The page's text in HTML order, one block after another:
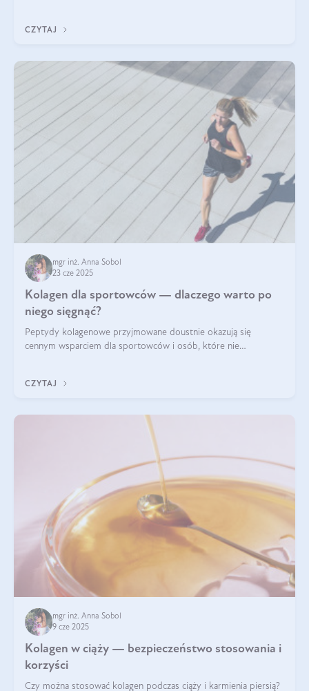
CZYTAJ
mgr inż. Anna Sobol
23 cze 2025
Kolagen dla sportowców — dlaczego warto po
niego sięgnąć?
Peptydy kolagenowe przyjmowane doustnie okazują się
cennym wsparciem dla sportowców i osób, które nie
CZYTAJ
mgr inż. Anna Sobol
9 cze 2025
Kolagen w ciąży — bezpieczeństwo stosowania i
korzyści
Czy można stosować kolagen podczas ciąży i karmienia piersią?